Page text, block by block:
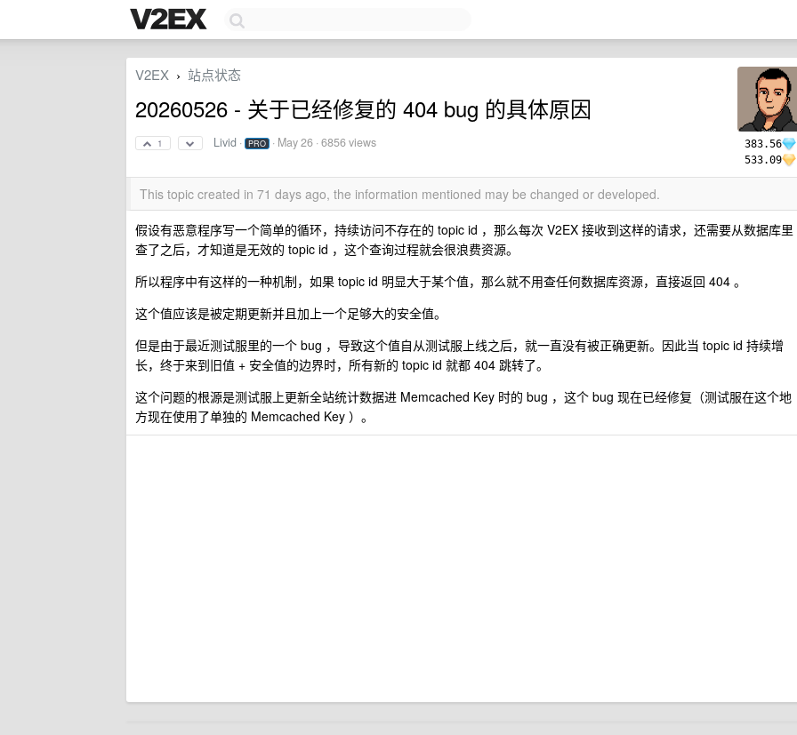
383.56
533.09
V2EX › 站点状态
20260526 - 关于已经修复的 404 bug 的具体原因
1 Livid · PRO · May 26 · 6856 views
This topic created in 71 days ago, the information mentioned may be changed or developed.
假设有恶意程序写一个简单的循环，持续访问不存在的 topic id ，那么每次 V2EX 接收到这样的请求，还需要从数据库里
查了之后，才知道是无效的 topic id ，这个查询过程就会很浪费资源。
所以程序中有这样的一种机制，如果 topic id 明显大于某个值，那么就不用查任何数据库资源，直接返回 404 。
这个值应该是被定期更新并且加上一个足够大的安全值。
但是由于最近测试服里的一个 bug ，导致这个值自从测试服上线之后，就一直没有被正确更新。因此当 topic id 持续增
长，终于来到旧值 + 安全值的边界时，所有新的 topic id 就都 404 跳转了。
这个问题的根源是测试服上更新全站统计数据进 Memcached Key 时的 bug ，这个 bug 现在已经修复（测试服在这个地
方现在使用了单独的 Memcached Key ）。